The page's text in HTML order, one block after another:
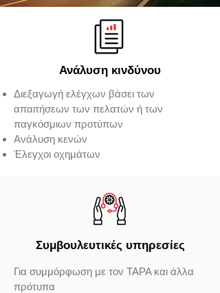
Ανάλυση κινδύνου
Διεξαγωγή ελέγχων βάσει των
απαιτήσεων των πελατών ή των
παγκόσμιων προτύπων
Ανάλυση κενών
Έλεγχοι οχημάτων
Συμβουλευτικές υπηρεσίες
Για συμμόρφωση με τον TAPA και άλλα
πρότυπα